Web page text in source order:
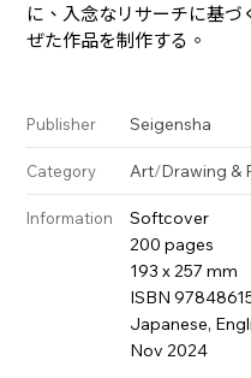
に、入念なリサーチに基
ぜた作品を制作する。
Publisher Seigensha
Category Art/Drawing &
Information
Softcover
200 pages
193 x 257 mm
ISBN
Japanese,
Nov 2024